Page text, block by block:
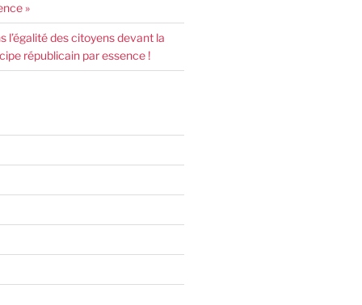
»
l’égalité des citoyens devant la
républicain par essence !